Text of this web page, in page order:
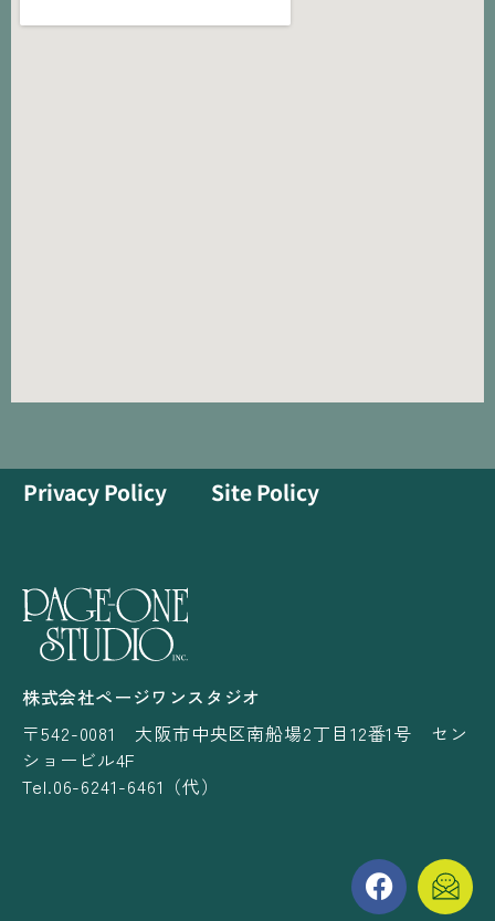
Privacy Policy Site Policy
株式会社ページワンスタジオ
〒542-0081 大阪市中央区南船場2丁目12番1号 セン
ショービル4F
Tel.06-6241-6461（代）